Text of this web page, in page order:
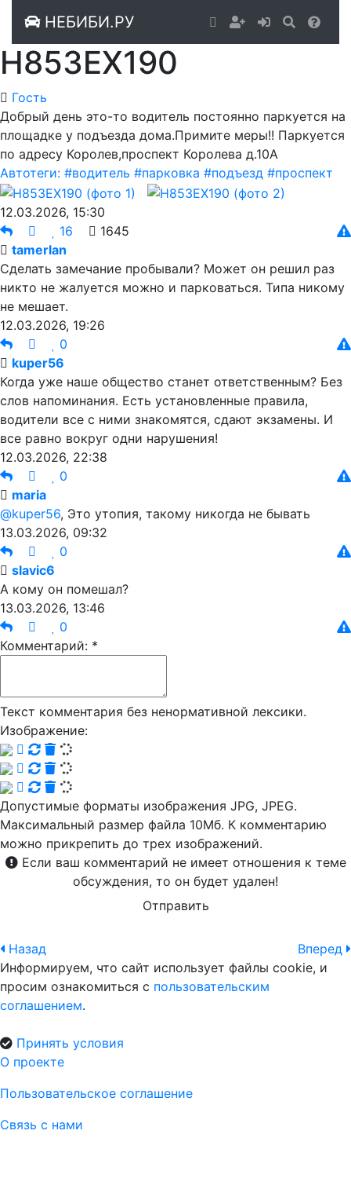
НЕБИБИ.РУ
Н853ЕХ190
Гость
Добрый день это-то водитель постоянно паркуется на
площадке у подъезда дома.Примите меры!! Паркуется
по адресу Королев,проспект Королева д.10А
Автотеги: #водитель #парковка #подъезд #проспект
12.03.2026, 15:30
16
1645
tamerlan
Сделать замечание пробывали? Может он решил раз
никто не жалуется можно и парковаться. Типа никому
не мешает.
12.03.2026, 19:26
0
kuper56
Когда уже наше общество станет ответственным? Без
слов напоминания. Есть установленные правила,
водители все с ними знакомятся, сдают экзамены. И
все равно вокруг одни нарушения!
12.03.2026, 22:38
0
maria
@kuper56, Это утопия, такому никогда не бывать
13.03.2026, 09:32
0
slavic6
А кому он помешал?
13.03.2026, 13:46
0
Комментарий: *
Текст комментария без ненормативной лексики.
Изображение:
Допустимые форматы изображения JPG, JPEG.
Максимальный размер файла 10Мб. К комментарию
можно прикрепить до трех изображений.
Если ваш комментарий не имеет отношения к теме
обсуждения, то он будет удален!
Отправить
Назад
Вперед
Информируем, что сайт использует файлы cookie, и
просим ознакомиться с пользовательским
соглашением.
Принять условия
О проекте
Пользовательское соглашение
Связь с нами